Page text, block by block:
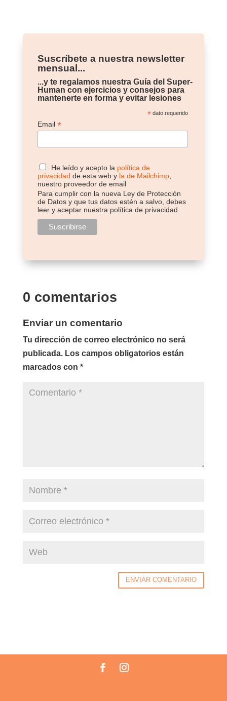
Suscríbete a nuestra newsletter
mensual...
...y te regalamos nuestra Guía del Super-
Human con ejercicios y consejos para
mantenerte en forma y evitar lesiones
*dato requerido
Email*
He leído y acepto la política de
privacidad de esta web y la de Mailchimp,
nuestro proveedor de email
Para cumplir con la nueva Ley de Protección
de Datos y que tus datos estén a salvo, debes
leer y aceptar nuestra política de privacidad
0 comentarios
Enviar un comentario
Tu dirección de correo electrónico no será
publicada. Los campos obligatorios están
marcados con *
ENVIAR COMENTARIO